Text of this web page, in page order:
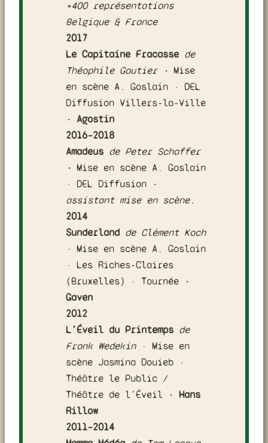
+400 représentations
Belgique & France
2017
Le Capitaine Fracasse de
Théophile Gautier
· Mise
en scène A. Goslain · DEL
Diffusion Villers-la-Ville
· Agostin
2016–2018
Amadeus de Peter Schaffer
· Mise en scène A. Goslain
· DEL Diffusion ·
assistant mise en scène.
2014
Sunderland de Clément Koch
· Mise en scène A. Goslain
· Les Riches-Claires
(Bruxelles) · Tournée ·
Gaven
2012
L’Éveil du Printemps de
Frank Wedekin · Mise en
scène Jasmina Douieb ·
Théâtre le Public /
Théâtre de l’Éveil · Hans
Rillow
2011–2014